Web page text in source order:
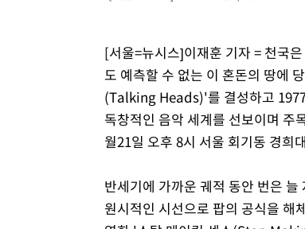
[서울=뉴시스]이재훈 기자 = 천국
도 예측할 수 없는 이 혼돈의 땅에
(Talking Heads)'를 결성하고
독창적인 음악 세계를 선보이며
월21일 오후 8시 서울 회기동 경희
반세기에 가까운 궤적 동안 번은
원시적인 시선으로 팝의 공식을 해